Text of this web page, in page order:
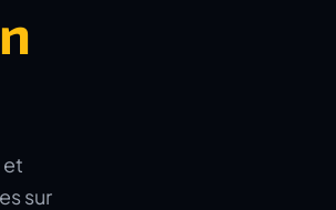
et
sur